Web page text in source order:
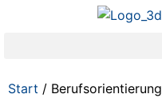
Start / Berufsorientierung